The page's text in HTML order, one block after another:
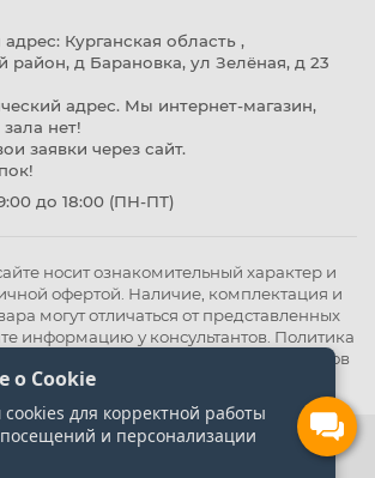
Курганская область ,
д Барановка, ул Зелёная, д 23
адрес. Мы интернет-магазин,
нет!
заявки через сайт.
до 18:00 (ПН-ПТ)
носит ознакомительный характер и
офертой. Наличие, комплектация и
могут отличаться от представленных
информацию у консультантов. Политика
Политика обработки файлов
о Cookie
для корректной работы
и персонализации